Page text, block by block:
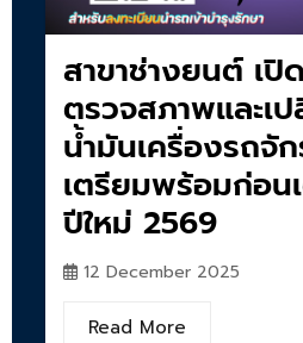
สาขาช่างยนต์ เปิ
ตรวจสภาพและเ
น้ำมันเครื่องรถจั
เตรียมพร้อมก่อน
ปีใหม่ 2569
12 December 2025
Read More